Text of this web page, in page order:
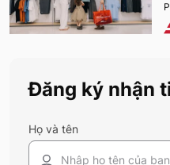
Đăng ký nhận
Họ và tên